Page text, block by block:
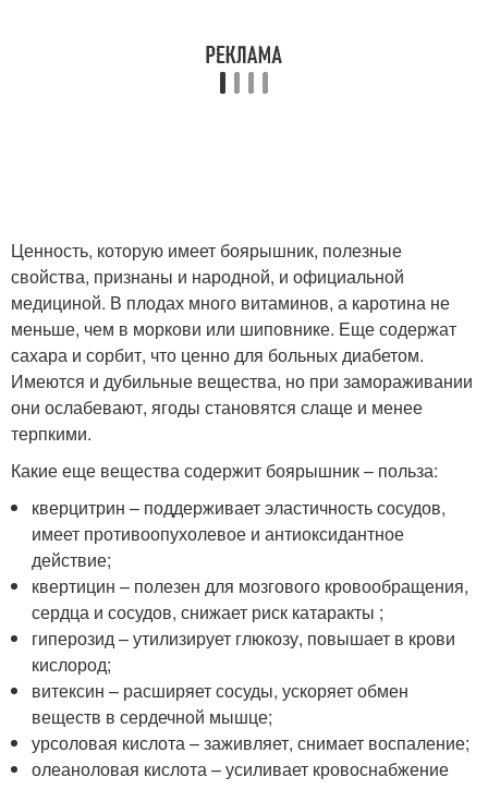
Ценность, которую имеет боярышник, полезные
свойства, признаны и народной, и официальной
медициной. В плодах много витаминов, а каротина не
меньше, чем в моркови или шиповнике. Еще содержат
сахара и сорбит, что ценно для больных диабетом.
Имеются и дубильные вещества, но при замораживании
они ослабевают, ягоды становятся слаще и менее
терпкими.
Какие еще вещества содержит боярышник – польза:
кверцитрин – поддерживает эластичность сосудов,
имеет противоопухолевое и антиоксидантное
действие;
квертицин – полезен для мозгового кровообращения,
сердца и сосудов, снижает риск катаракты ;
гиперозид – утилизирует глюкозу, повышает в крови
кислород;
витексин – расширяет сосуды, ускоряет обмен
веществ в сердечной мышце;
урсоловая кислота – заживляет, снимает воспаление;
олеаноловая кислота – усиливает кровоснабжение